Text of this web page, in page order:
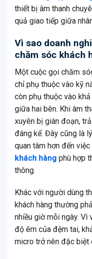
thiết bị âm thanh
quả giao tiếp giữa
Vì sao doanh
chăm sóc khách
Một cuộc gọi chăm
chỉ phụ thuộc vào kỹ
còn phụ thuộc vào
giữa hai bên. Khi âm
xuyên bị gián đoạn,
đáng kể. Đây cũng là
quan tâm hơn đến
khách hàng phù hợp
thông.
Khác với người dùng
khách hàng thường
nhiều giờ mỗi ngày. Vì
độ êm của đệm tai,
micro trở nên đặc biệt